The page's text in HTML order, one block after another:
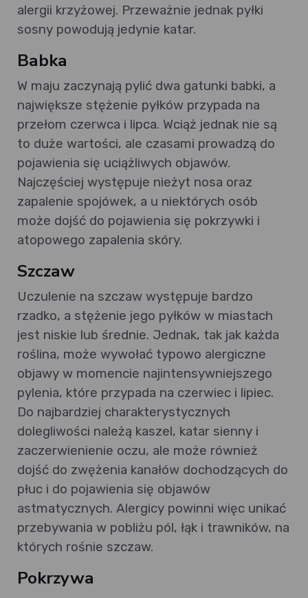
alergii krzyżowej. Przeważnie jednak pyłki
sosny powodują jedynie katar.
Babka
W maju zaczynają pylić dwa gatunki babki, a
największe stężenie pyłków przypada na
przełom czerwca i lipca. Wciąż jednak nie są
to duże wartości, ale czasami prowadzą do
pojawienia się uciążliwych objawów.
Najczęściej występuje nieżyt nosa oraz
zapalenie spojówek, a u niektórych osób
może dojść do pojawienia się pokrzywki i
atopowego zapalenia skóry.
Szczaw
Uczulenie na szczaw występuje bardzo
rzadko, a stężenie jego pyłków w miastach
jest niskie lub średnie. Jednak, tak jak każda
roślina, może wywołać typowo alergiczne
objawy w momencie najintensywniejszego
pylenia, które przypada na czerwiec i lipiec.
Do najbardziej charakterystycznych
dolegliwości należą kaszel, katar sienny i
zaczerwienienie oczu, ale może również
dojść do zwężenia kanałów dochodzących do
płuc i do pojawienia się objawów
astmatycznych. Alergicy powinni więc unikać
przebywania w pobliżu pól, łąk i trawników, na
których rośnie szczaw.
Pokrzywa